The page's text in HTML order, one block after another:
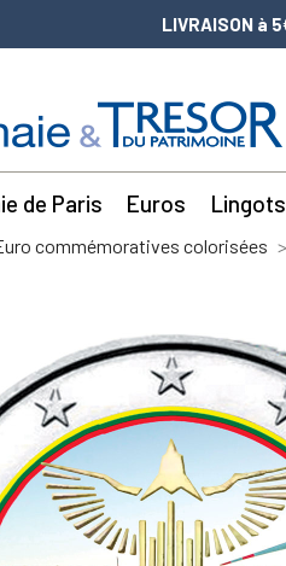
LIVRAISON à
de Paris Euros
commémoratives colorisées